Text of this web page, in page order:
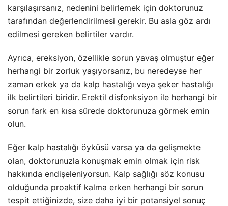
karşılaşırsanız, nedenini belirlemek için doktorunuz
tarafından değerlendirilmesi gerekir. Bu asla göz ardı
edilmesi gereken belirtiler vardır.
Ayrıca, ereksiyon, özellikle sorun yavaş olmuştur eğer
herhangi bir zorluk yaşıyorsanız, bu neredeyse her
zaman erkek ya da kalp hastalığı veya şeker hastalığı
ilk belirtileri biridir. Erektil disfonksiyon ile herhangi bir
sorun fark en kısa sürede doktorunuza görmek emin
olun.
Eğer kalp hastalığı öyküsü varsa ya da gelişmekte
olan, doktorunuzla konuşmak emin olmak için risk
hakkında endişeleniyorsun. Kalp sağlığı söz konusu
olduğunda proaktif kalma erken herhangi bir sorun
tespit ettiğinizde, size daha iyi bir potansiyel sonuç